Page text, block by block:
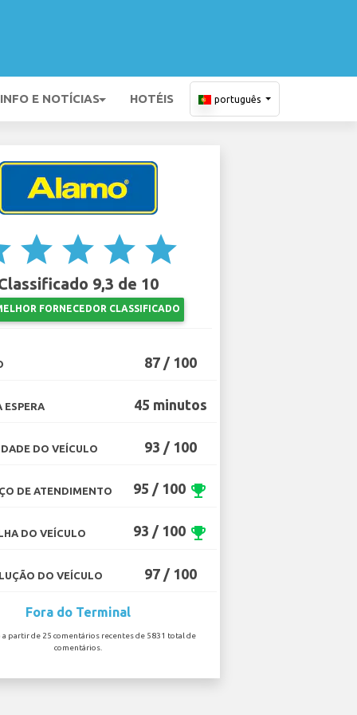
INFO E NOTÍCIAS HOTÉIS português
star star star star
9,3 de 10
FORNECEDOR CLASSIFICADO
87 / 100
ESPERA 45 minutos
DO VEÍCULO 93 / 100
DE ATENDIMENTO 95 / 100 emoji_events
DO VEÍCULO 93 / 100 emoji_events
DO VEÍCULO 97 / 100
Fora do Terminal
a partir de 25 comentários recentes de 5831 total de
comentários.